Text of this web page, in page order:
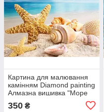
Картина для малювання
камінням Diamond painting
Алмазна вишивка "Море
350 ₴